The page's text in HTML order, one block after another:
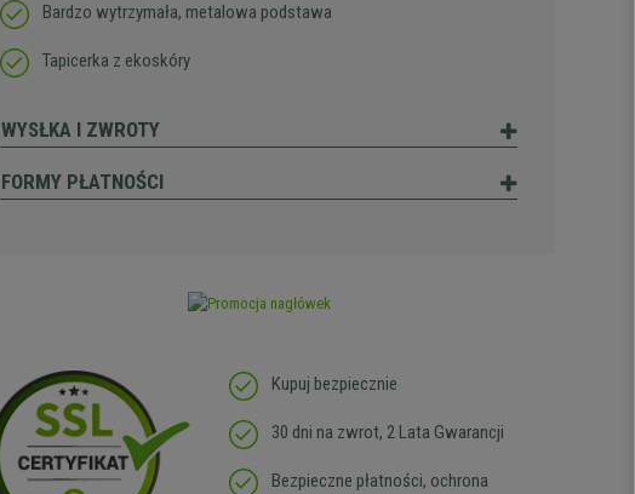
Bardzo wytrzymała, metalowa podstawa
Tapicerka z ekoskóry
WYSŁKA I ZWROTY
FORMY PŁATNOŚCI
Kupuj bezpiecznie
30 dni na zwrot, 2 Lata Gwarancji
Bezpieczne płatności, ochrona